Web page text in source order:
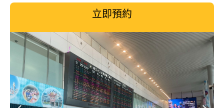
立即預約